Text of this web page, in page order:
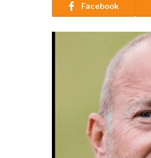
Facebook